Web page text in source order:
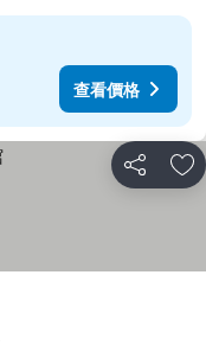
查看價格
分享 放